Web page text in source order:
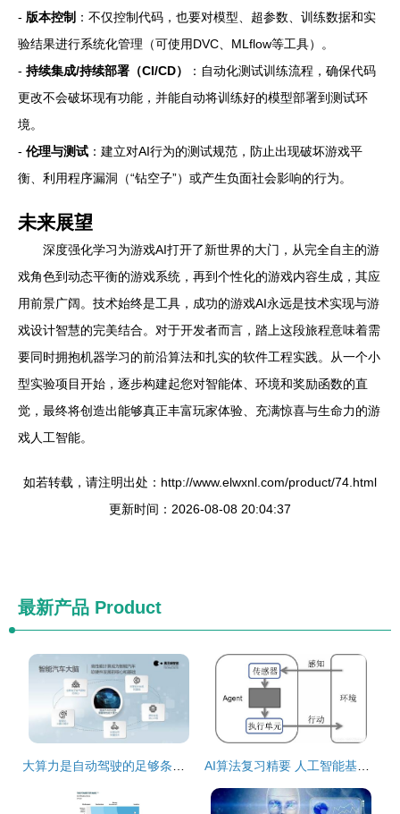
- 版本控制 ：不仅控制代码，也要对模型、超参数、训练数据和实
验结果进行系统化管理（可使用DVC、MLflow等工具）。
- 持续集成/持续部署（CI/CD）
：自动化测试训练流程，确保代码
更改不会破坏现有功能，并能自动将训练好的模型部署到测试环
境。
- 伦理与测试 ：建立对AI行为的测试规范，防止出现破坏游戏平
衡、利用程序漏洞（“钻空子”）或产生负面社会影响的行为。
未来展望
深度强化学习为游戏AI打开了新世界的大门，从完全自主的游
戏角色到动态平衡的游戏系统，再到个性化的游戏内容生成，其应
用前景广阔。技术始终是工具，成功的游戏AI永远是技术实现与游
戏设计智慧的完美结合。对于开发者而言，踏上这段旅程意味着需
要同时拥抱机器学习的前沿算法和扎实的软件工程实践。从一个小
型实验项目开始，逐步构建起您对智能体、环境和奖励函数的直
觉，最终将创造出能够真正丰富玩家体验、充满惊喜与生命力的游
戏人工智能。
如若转载，请注明出处：http://www.elwxnl.com/product/74.html
更新时间：2026-08-08 20:04:37
最新产品 Product